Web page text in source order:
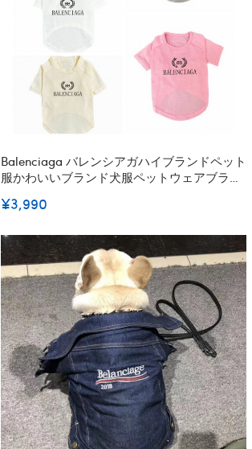
Balenciaga バレンシアガハイブランドペット
服かわいいブランド犬服ペットウェアブラン
¥3,990